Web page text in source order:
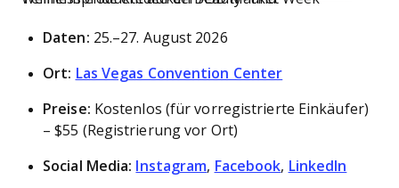
Daten: 25.–27. August 2026
Ort: Las Vegas Convention Center
Preise: Kostenlos (für vorregistrierte Einkäufer)
– $55 (Registrierung vor Ort)
Social Media: Instagram, Facebook, LinkedIn